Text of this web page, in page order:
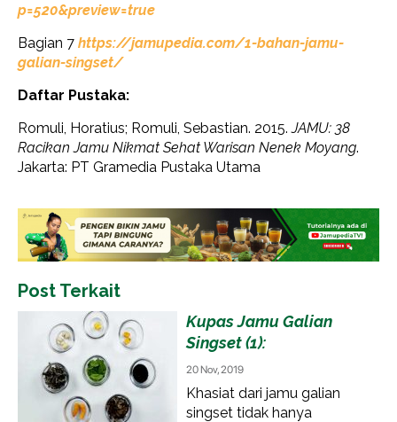
p=520&preview=true
Bagian 7 https://jamupedia.com/1-bahan-jamu-
galian-singset/
Daftar Pustaka:
Romuli, Horatius; Romuli, Sebastian. 2015.JAMU: 38
Racikan Jamu Nikmat Sehat Warisan Nenek Moyang.
Jakarta: PT Gramedia Pustaka Utama
Post Terkait
Kupas Jamu Galian
Singset (1):
20 Nov, 2019
Khasiat dari jamu galian
singset tidak hanya